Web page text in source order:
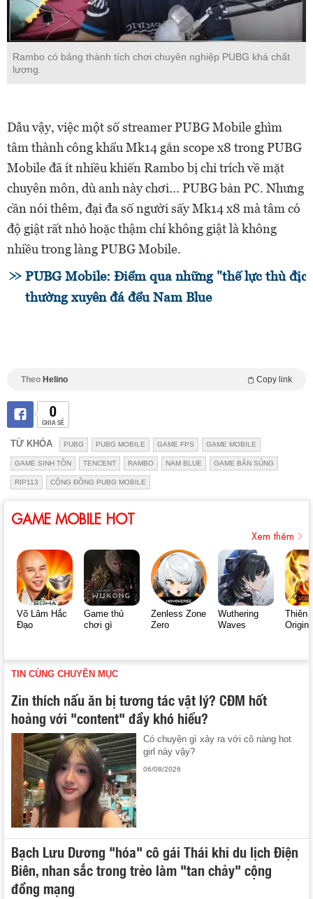
Rambo có bảng thành tích chơi chuyên nghiệp PUBG khá chất
lượng.
Dẫu vậy, việc một số streamer PUBG Mobile ghìm
tâm thành công khẩu Mk14 gắn scope x8 trong PUBG
Mobile đã ít nhiều khiến Rambo bị chỉ trích về mặt
chuyên môn, dù anh này chơi... PUBG bản PC. Nhưng
cần nói thêm, đại đa số người sấy Mk14 x8 mà tâm có
độ giật rất nhỏ hoặc thậm chí không giật là không
nhiều trong làng PUBG Mobile.
PUBG Mobile: Điểm qua những "thế lực thù
thường xuyên đá đểu Nam Blue
Theo Helino Copy link
0
CHIA SẺ
TỪ KHÓA PUBG PUBG MOBILE GAME FPS GAME MOBILE
GAME SINH TỒN TENCENT RAMBO NAM BLUE GAME BẮN SÚNG
RIP113 CỘNG ĐỒNG PUBG MOBILE
GAME MOBILE HOT
Xem thêm
Võ Lâm Hắc
Đạo
Game thủ
chơi gì
Zenless Zone
Zero
Wuthering
Waves
Thiên
Origin
TIN CÙNG CHUYÊN MỤC
Zin thích nấu ăn bị tương tác vật lý? CĐM hốt
hoảng với "content" đầy khó hiểu?
Có chuyện gì xảy ra với cô nàng hot
girl này vậy?
06/08/2026
Bạch Lưu Dương "hóa" cô gái Thái khi du lịch Điện
Biên, nhan sắc trong trẻo làm "tan chảy" cộng
đồng mạng